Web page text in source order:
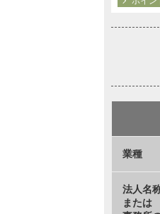
業種
法人名
または